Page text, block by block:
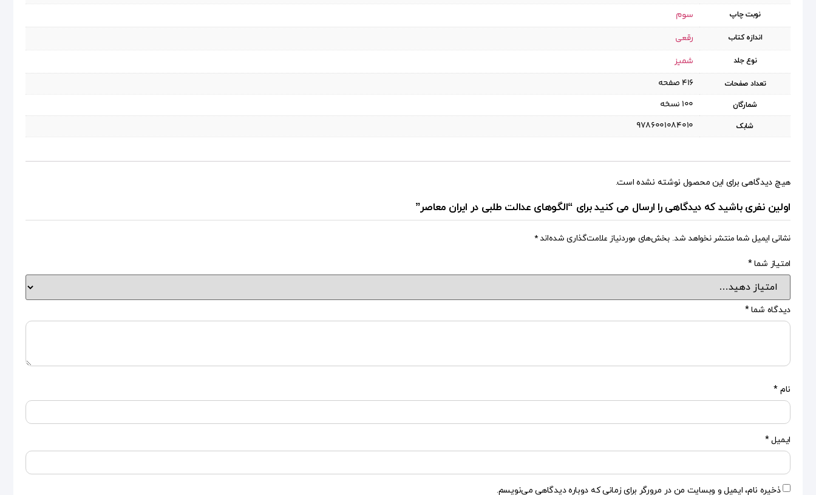
نوبت چاپ سوم
اندازه کتاب رقعی
نوع جلد شمیز
تعداد صفحات ۴۱۶ صفحه
شمارگان ۱۰۰ نسخه
شابک 9786001084010
هیچ دیدگاهی برای این محصول نوشته نشده است.
اولین نفری باشید که دیدگاهی را ارسال می کنید برای “الگوهای عدالت طلبی در ایران معاصر”
نشانی ایمیل شما منتشر نخواهد شد. بخش‌های موردنیاز علامت‌گذاری شده‌اند*
امتیاز شما*
دیدگاه شما*
نام *
ایمیل*
ذخیره نام، ایمیل و وبسایت من در مرورگر برای زمانی که دوباره دیدگاهی می‌نویسم.